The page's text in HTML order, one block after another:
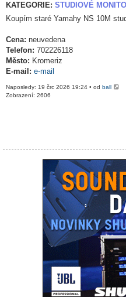
KATEGORIE: STUDIOVÉ
Koupím staré Yamahy NS 10M
Cena: neuvedena
Telefon: 702226118
Město: Kromeriz
E-mail: e-mail
Naposledy: 19 črc 2026 19:24 • od ball
Zobrazení: 2606